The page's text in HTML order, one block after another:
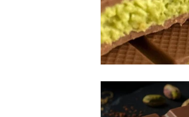
masaje de chocolate
japanese head spa